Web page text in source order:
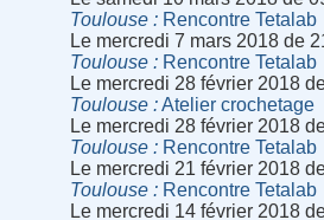
Toulouse
Rencontre Tetalab
Le mercredi 7 mars 2018 de
Toulouse
Rencontre Tetalab
Le mercredi 28 février 2018
Toulouse
Atelier crochetage
Le mercredi 28 février 2018
Toulouse
Rencontre Tetalab
Le mercredi 21 février 2018
Toulouse
Rencontre Tetalab
Le mercredi 14 février 2018